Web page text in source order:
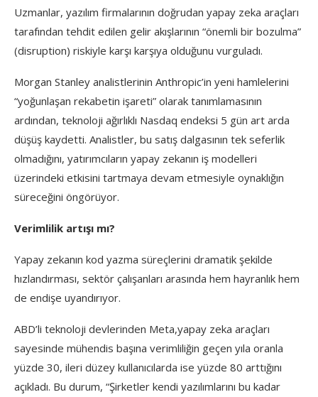
Uzmanlar, yazılım firmalarının doğrudan yapay zeka araçları
tarafından tehdit edilen gelir akışlarının “önemli bir bozulma”
(disruption) riskiyle karşı karşıya olduğunu vurguladı.
Morgan Stanley analistlerinin Anthropic’in yeni hamlelerini
“yoğunlaşan rekabetin işareti” olarak tanımlamasının
ardından, teknoloji ağırlıklı Nasdaq endeksi 5 gün art arda
düşüş kaydetti. Analistler, bu satış dalgasının tek seferlik
olmadığını, yatırımcıların yapay zekanın iş modelleri
üzerindeki etkisini tartmaya devam etmesiyle oynaklığın
süreceğini öngörüyor.
Verimlilik artışı mı?
Yapay zekanın kod yazma süreçlerini dramatik şekilde
hızlandırması, sektör çalışanları arasında hem hayranlık hem
de endişe uyandırıyor.
ABD’li teknoloji devlerinden Meta,yapay zeka araçları
sayesinde mühendis başına verimliliğin geçen yıla oranla
yüzde 30, ileri düzey kullanıcılarda ise yüzde 80 arttığını
açıkladı. Bu durum, “Şirketler kendi yazılımlarını bu kadar